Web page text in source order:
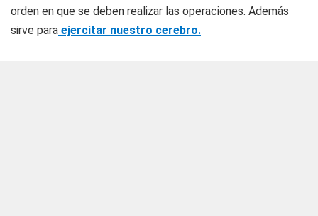
orden en que se deben realizar las operaciones. Además
sirve para ejercitar nuestro cerebro.